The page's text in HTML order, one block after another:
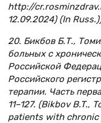
http://
12.09.2024) (In
20. Бикбов Б.Т.,
больных с
Российской
Российского
терапии. Часть
11–127. (Bikbov B.T.,
patients with chronic